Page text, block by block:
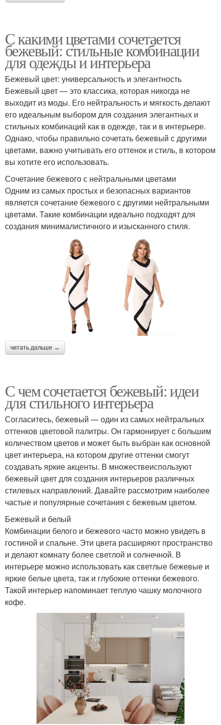
С какими цветами сочетается
бежевый: стильные комбинации
для одежды и интерьера
Бежевый цвет: универсальность и элегантность
Бежевый цвет — это классика, которая никогда не
выходит из моды. Его нейтральность и мягкость делают
его идеальным выбором для создания элегантных и
стильных комбинаций как в одежде, так и в интерьере.
Однако, чтобы правильно сочетать бежевый с другими
цветами, важно учитывать его оттенок и стиль, в котором
вы хотите его использовать.
Сочетание бежевого с нейтральными цветами
Одним из самых простых и безопасных вариантов
является сочетание бежевого с другими нейтральными
цветами. Такие комбинации идеально подходят для
создания минималистичного и изысканного стиля.
читать дальше →
С чем сочетается бежевый: идеи
для стильного интерьера
Согласитесь, бежевый — один из самых нейтральных
оттенков цветовой палитры. Он гармонирует с большим
количеством цветов и может быть выбран как основной
цвет интерьера, на котором другие оттенки смогут
создавать яркие акценты. В множествеиспользуют
бежевый цвет для создания интерьеров различных
стилевых направлений. Давайте рассмотрим наиболее
частые и популярные сочетания с бежевым цветом.
Бежевый и белый
Комбинации белого и бежевого часто можно увидеть в
гостиной и спальне. Эти цвета расширяют пространство
и делают комнату более светлой и солнечной. В
интерьере можно использовать как светлые бежевые и
яркие белые цвета, так и глубокие оттенки бежевого.
Такой интерьер напоминает теплую чашку молочного
кофе.